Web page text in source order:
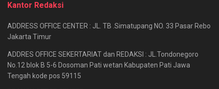
Kantor Redaksi
ADDRESS OFFICE CENTER : JL. TB .Simatupang NO. 33 Pasar Rebo
Jakarta Timur
ADDRES OFFICE SEKERTARIAT dan REDAKSI : JL.Tondonegoro
No.12 blok B 5-6 Dosoman Pati wetan Kabupaten Pati Jawa
Tengah kode pos 59115